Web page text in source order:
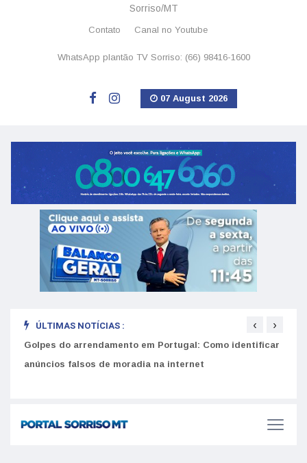
Sorriso/MT
Contato Canal no Youtube
WhatsApp plantão TV Sorriso: (66) 98416-1600
07 August 2026
ÚLTIMAS NOTÍCIAS :
Golpes do arrendamento em Portugal: Como identificar
anúncios falsos de moradia na internet
‹ ›